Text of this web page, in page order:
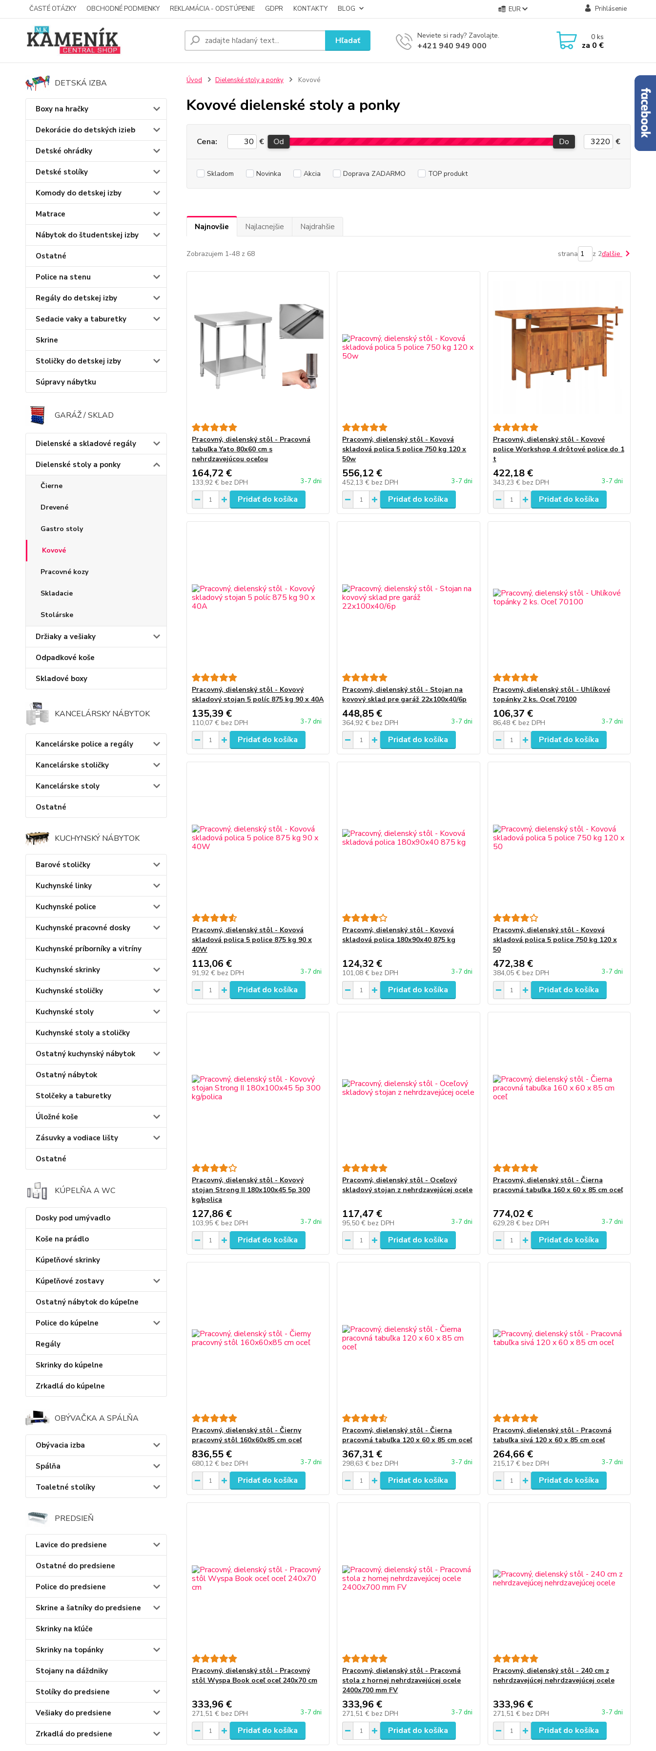
ČASTÉ OTÁZKY OBCHODNÉ PODMIENKY REKLAMÁCIA - ODSTÚPENIE GDPR KONTAKTY BLOG EUR Prihlásenie
Hľadať Neviete si rady? Zavolajte.
+421 940 949 000
0ks
za 0 €
DETSKÁ IZBA
Boxy na hračky
Dekorácie do detských izieb
Detské ohrádky
Detské stolíky
Komody do detskej izby
Matrace
Nábytok do študentskej izby
Ostatné
Police na stenu
Regály do detskej izby
Sedacie vaky a taburetky
Skrine
Stoličky do detskej izby
Súpravy nábytku
GARÁŽ / SKLAD
Dielenské a skladové regály
Dielenské stoly a ponky
Čierne
Drevené
Gastro stoly
Kovové
Pracovné kozy
Skladacie
Stolárske
Držiaky a vešiaky
Odpadkové koše
Skladové boxy
KANCELÁRSKY NÁBYTOK
Kancelárske police a regály
Kancelárske stoličky
Kancelárske stoly
Ostatné
KUCHYNSKÝ NÁBYTOK
Barové stoličky
Kuchynské linky
Kuchynské police
Kuchynské pracovné dosky
Kuchynské príborníky a vitríny
Kuchynské skrinky
Kuchynské stoličky
Kuchynské stoly
Kuchynské stoly a stoličky
Ostatný kuchynský nábytok
Ostatný nábytok
Stolčeky a taburetky
Úložné koše
Zásuvky a vodiace lišty
Ostatné
KÚPELŇA A WC
Dosky pod umývadlo
Koše na prádlo
Kúpeľňové skrinky
Kúpeľňové zostavy
Ostatný nábytok do kúpeľne
Police do kúpelne
Regály
Skrinky do kúpelne
Zrkadlá do kúpelne
OBÝVAČKA A SPÁLŇA
Obývacia izba
Spálňa
Toaletné stolíky
PREDSIEŇ
Lavice do predsiene
Ostatné do predsiene
Police do predsiene
Skrine a šatníky do predsiene
Skrinky na kľúče
Skrinky na topánky
Stojany na dáždniky
Stolíky do predsiene
Vešiaky do predsiene
Zrkadlá do predsiene
Úvod Dielenské stoly a ponky Kovové
Kovové dielenské stoly a ponky
Cena: € Od Do €
Skladom Novinka Akcia Doprava ZADARMO TOP produkt
Najnovšie Najlacnejšie Najdrahšie
Zobrazujem 1-48 z 68 strana z 2ďalšie
Pracovný, dielenský stôl - Pracovná
tabuľka Yato 80x60 cm s
nehrdzavejúcou oceľou
164,72 €
133,92 € bez DPH 3-7 dni
Pridať do košíka
Pracovný, dielenský stôl - Kovová
skladová polica 5 police 750 kg 120 x
50w
556,12 €
452,13 € bez DPH 3-7 dni
Pridať do košíka
Pracovný, dielenský stôl - Kovové
police Workshop 4 drôtové police do 1
t
422,18 €
343,23 € bez DPH 3-7 dni
Pridať do košíka
Pracovný, dielenský stôl - Kovový
skladový stojan 5 políc 875 kg 90 x 40A
135,39 €
110,07 € bez DPH 3-7 dni
Pridať do košíka
Pracovný, dielenský stôl - Stojan na
kovový sklad pre garáž 22x100x40/6p
448,85 €
364,92 € bez DPH 3-7 dni
Pridať do košíka
Pracovný, dielenský stôl - Uhlíkové
topánky 2 ks. Oceľ 70100
106,37 €
86,48 € bez DPH 3-7 dni
Pridať do košíka
Pracovný, dielenský stôl - Kovová
skladová polica 5 police 875 kg 90 x
40W
113,06 €
91,92 € bez DPH 3-7 dni
Pridať do košíka
Pracovný, dielenský stôl - Kovová
skladová polica 180x90x40 875 kg
124,32 €
101,08 € bez DPH 3-7 dni
Pridať do košíka
Pracovný, dielenský stôl - Kovová
skladová polica 5 police 750 kg 120 x
50
472,38 €
384,05 € bez DPH 3-7 dni
Pridať do košíka
Pracovný, dielenský stôl - Kovový
stojan Strong II 180x100x45 5p 300
kg/polica
127,86 €
103,95 € bez DPH 3-7 dni
Pridať do košíka
Pracovný, dielenský stôl - Oceľový
skladový stojan z nehrdzavejúcej ocele
117,47 €
95,50 € bez DPH 3-7 dni
Pridať do košíka
Pracovný, dielenský stôl - Čierna
pracovná tabuľka 160 x 60 x 85 cm oceľ
774,02 €
629,28 € bez DPH 3-7 dni
Pridať do košíka
Pracovný, dielenský stôl - Čierny
pracovný stôl 160x60x85 cm oceľ
836,55 €
680,12 € bez DPH 3-7 dni
Pridať do košíka
Pracovný, dielenský stôl - Čierna
pracovná tabuľka 120 x 60 x 85 cm oceľ
367,31 €
298,63 € bez DPH 3-7 dni
Pridať do košíka
Pracovný, dielenský stôl - Pracovná
tabuľka sivá 120 x 60 x 85 cm oceľ
264,66 €
215,17 € bez DPH 3-7 dni
Pridať do košíka
Pracovný, dielenský stôl - Pracovný
stôl Wyspa Book oceľ oceľ 240x70 cm
333,96 €
271,51 € bez DPH 3-7 dni
Pridať do košíka
Pracovný, dielenský stôl - Pracovná
stola z hornej nehrdzavejúcej ocele
2400x700 mm FV
333,96 €
271,51 € bez DPH 3-7 dni
Pridať do košíka
Pracovný, dielenský stôl - 240 cm z
nehrdzavejúcej nehrdzavejúcej ocele
333,96 €
271,51 € bez DPH 3-7 dni
Pridať do košíka